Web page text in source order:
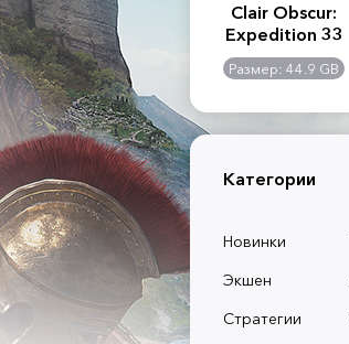
2:
-
GB
Assassin's Creed
Shadows
Размер: 117 GB
Clair Obscur:
Expedition 33
Размер: 44.9 GB
Категории
Новинки
Экшен
Стратегии